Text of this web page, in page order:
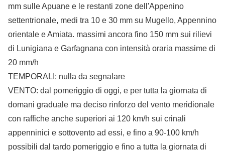
mm sulle Apuane e le restanti zone dell'Appenino
settentrionale, medi tra 10 e 30 mm su Mugello, Appennino
orientale e Amiata. massimi ancora fino 150 mm sui rilievi
di Lunigiana e Garfagnana con intensità oraria massime di
20 mm/h
TEMPORALI: nulla da segnalare
VENTO: dal pomeriggio di oggi, e per tutta la giornata di
domani graduale ma deciso rinforzo del vento meridionale
con raffiche anche superiori ai 120 km/h sui crinali
appenninici e sottovento ad essi, e fino a 90-100 km/h
possibili dal tardo pomeriggio e fino a tutta la giornata di